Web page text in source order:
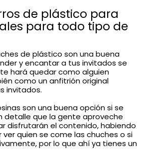
de plástico para
para todo tipo de
de plástico son una buena
y encantar a tus invitados se
hará quedar como alguien
como un anfitrión original
invitados.
son una buena opción si se
detalle que la gente aproveche
disfrutarán el contenido, habiendo
quien se come las chuches o si
por lo que ahí ya tienes un